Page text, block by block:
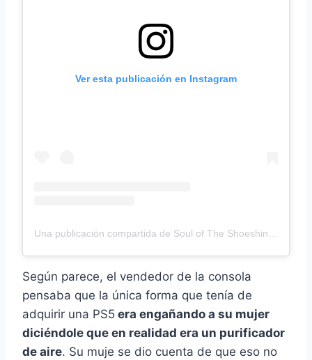
Ver esta publicación en Instagram
Según parece, el vendedor de la consola
pensaba que la única forma que tenía de
adquirir una PS5 era engañando a su mujer
diciéndole que en realidad era un purificador
de aire. Su muje se dio cuenta de que eso no